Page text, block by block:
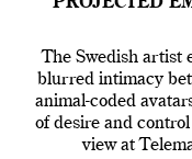
The Swedish artist
blurred intimacy
animal-coded
of desire and
view at